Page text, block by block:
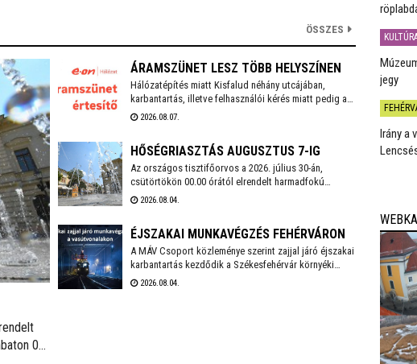
ÖSSZES
0
ÁRAMSZÜNET LESZ TÖBB HELYSZÍNEN
Hálózatépítés miatt Kisfalud néhány utcájában,
karbantartás, illetve felhasználói kérés miatt pedig a
székesfehérvári Bartók Béla téren, valamint a Bem
2026.08.07.
HŐSÉGRIASZTÁS AUGUSZTUS 7-IG
Az országos tisztifőorvos a 2026. július 30-án,
csütörtökön 00.00 órától elrendelt harmadfokú
hőségriasztást 2026. augusztus 7-én, pénteken 24.00
helyiségek is várják a lakosságot a hőségben. A város
polgármestere mindenkit arra kér, hogy figyeljünk
egymásra, kiemelten a környezetünkben élő idős
emberekre, valamint vigyázzunk a háziállatainkra is.
2026.08.04.
ÉJSZAKAI MUNKAVÉGZÉS FEHÉRVÁRON
A MÁV Csoport közleménye szerint zajjal járó éjszakai
karbantartás kezdődik a Székesfehérvár környéki
vasútvonalakon augusztus 6-án. Székesfehérváron
2026.08.04.
jegy
Irány a